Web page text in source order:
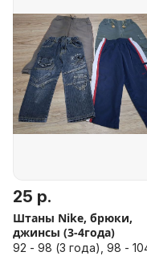
25 р.
Штаны Nike, брюки,
джинсы (3-4года)
92 - 98 (3 года), 98 -